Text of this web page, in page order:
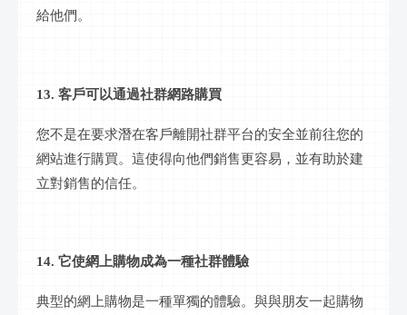
給他們。
13. 客戶可以通過社群網路購買
您不是在要求潛在客戶離開社群平台的安全並前往您的
網站進行購買。這使得向他們銷售更容易，並有助於建
立對銷售的信任。
14. 它使網上購物成為一種社群體驗
典型的網上購物是一種單獨的體驗。與與朋友一起購物